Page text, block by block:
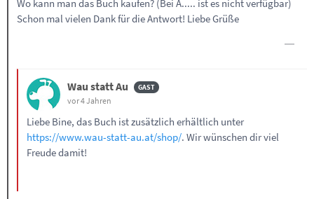
Wo kann man das Buch kaufen? (Bei A..... ist es nicht verfügbar)
Schon mal vielen Dank für die Antwort! Liebe Grüße
Wau statt Au
vor 4 Jahren
Liebe Bine, das Buch ist zusätzlich erhältlich unter
https://www.wau-statt-au.at/shop/. Wir wünschen dir viel
Freude damit!